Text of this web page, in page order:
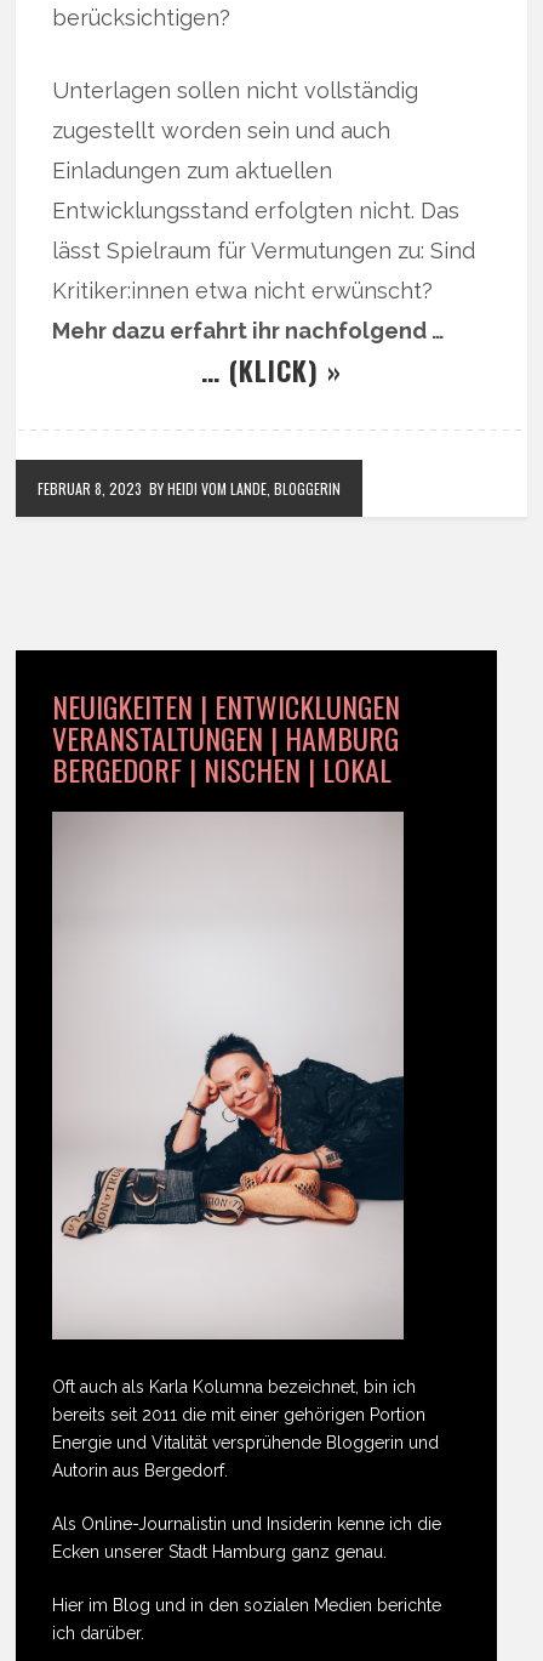
berücksichtigen?
Unterlagen sollen nicht vollständig
zugestellt worden sein und auch
Einladungen zum aktuellen
Entwicklungsstand erfolgten nicht. Das
lässt Spielraum für Vermutungen zu: Sind
Kritiker:innen etwa nicht erwünscht?
Mehr dazu erfahrt ihr nachfolgend …
… (KLICK) »
FEBRUAR 8, 2023 BY HEIDI VOM LANDE, BLOGGERIN
NEUIGKEITEN | ENTWICKLUNGEN
VERANSTALTUNGEN | HAMBURG
BERGEDORF | NISCHEN | LOKAL
Oft auch als Karla Kolumna bezeichnet, bin ich
bereits seit 2011 die mit einer gehörigen Portion
Energie und Vitalität versprühende Bloggerin und
Autorin aus Bergedorf.
Als Online-Journalistin und Insiderin kenne ich die
Ecken unserer Stadt Hamburg ganz genau.
Hier im Blog und in den sozialen Medien berichte
ich darüber.